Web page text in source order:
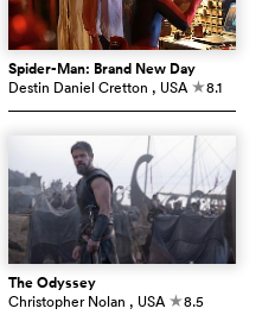
Spider-Man: Brand New Day
Destin Daniel Cretton , USA c8.1
The Odyssey
Christopher Nolan , USA c8.5